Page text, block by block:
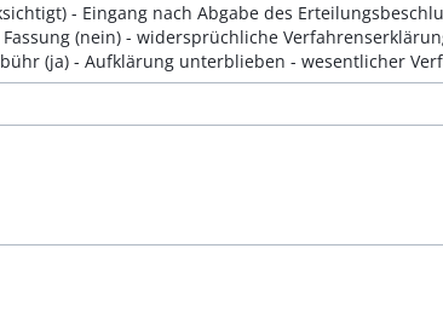
- Eingang nach Abgabe des
(nein) - widersprüchliche
(ja) - Aufklärung unterblieben - wesentlicher